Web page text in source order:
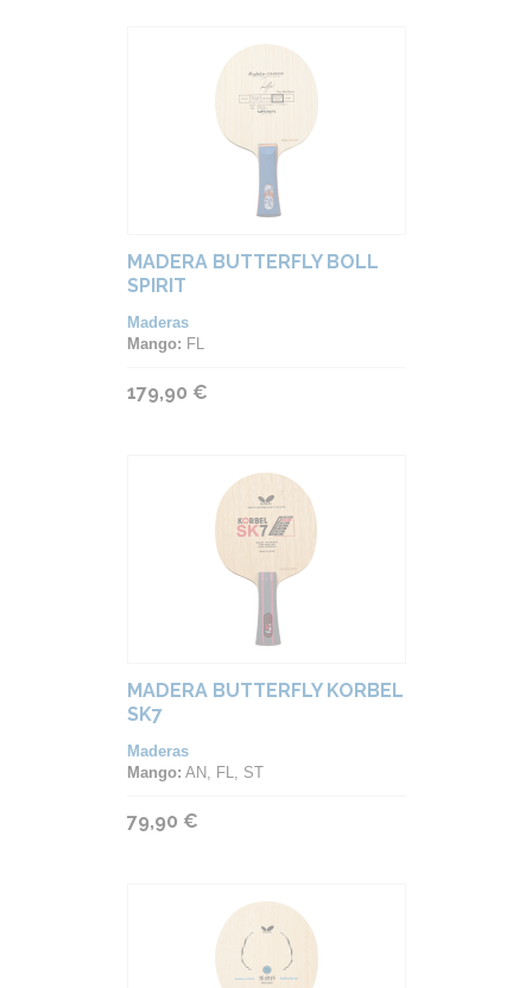
MADERA BUTTERFLY BOLL
SPIRIT
Maderas
Mango: FL
179,90 €
MADERA BUTTERFLY KORBEL
SK7
Maderas
Mango: AN, FL, ST
79,90 €